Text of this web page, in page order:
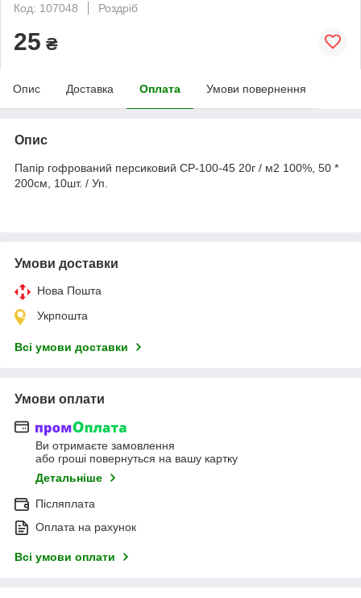
Код: 107048
Роздріб
25 ₴
Опис Доставка Оплата Умови повернення
Опис
Папір гофрований персиковий CP-100-45 20г / м2 100%, 50 *
200см, 10шт. / Уп.
Умови доставки
Нова Пошта
Укрпошта
Всі умови доставки
Умови оплати
Ви отримаєте замовлення
або гроші повернуться на вашу картку
Детальніше
Післяплата
Оплата на рахунок
Всі умови оплати